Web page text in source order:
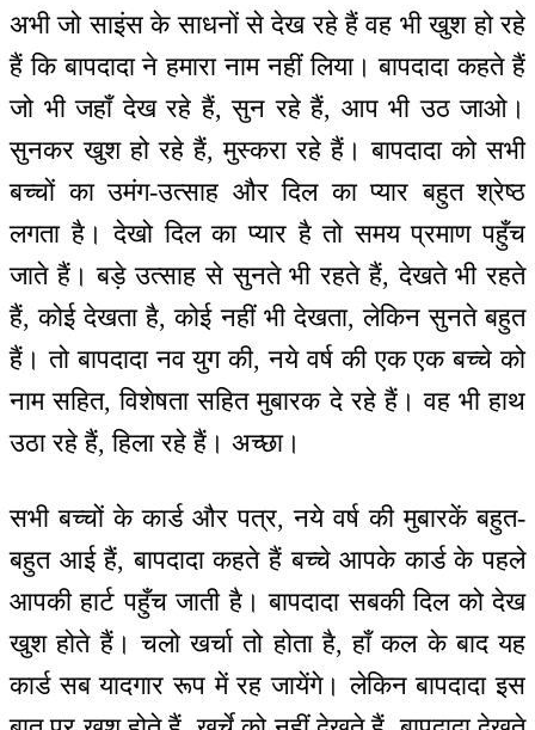
अभी जो साइंस के साधनों से देख रहे हैं वह भी खुश हो रहे
हैं कि बापदादा ने हमारा नाम नहीं लिया। बापदादा कहते हैं
जो भी जहाँ देख रहे हैं, सुन रहे हैं, आप भी उठ जाओ।
सुनकर खुश हो रहे हैं, मुस्करा रहे हैं। बापदादा को सभी
बच्चों का उमंग-उत्साह और दिल का प्यार बहुत श्रेष्ठ
लगता है। देखो दिल का प्यार है तो समय प्रमाण पहुँच
जाते हैं। बड़े उत्साह से सुनते भी रहते हैं, देखते भी रहते
हैं, कोई देखता है, कोई नहीं भी देखता, लेकिन सुनते बहुत
हैं। तो बापदादा नव युग की, नये वर्ष की एक एक बच्चे को
नाम सहित, विशेषता सहित मुबारक दे रहे हैं। वह भी हाथ
उठा रहे हैं, हिला रहे हैं। अच्छा।
सभी बच्चों के कार्ड और पत्र, नये वर्ष की मुबारकें बहुत-
बहुत आई हैं, बापदादा कहते हैं बच्चे आपके कार्ड के पहले
आपकी हार्ट पहुँच जाती है। बापदादा सबकी दिल को देख
खुश होते हैं। चलो खर्चा तो होता है, हाँ कल के बाद यह
कार्ड सब यादगार रूप में रह जायेंगे। लेकिन बापदादा इस